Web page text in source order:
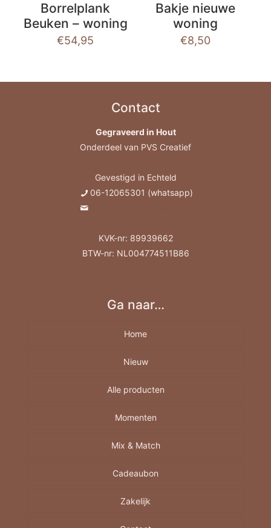
Borrelplank
Beuken – woning
€54,95
Bakje nieuwe
woning
€8,50
Contact
Gegraveerd in Hout
Onderdeel van PVS Creatief
Gevestigd in Echteld
06-12065301 (whatsapp)
KVK-nr: 89939662
BTW-nr: NL004774511B86
Ga naar…
Home
Nieuw
Alle producten
Borrelplank
Berkenhout A4-A5-A6
Cadeautjes
Decoratie/Wonen
Momenten
Feestdagen
Moederdag
Vaderdag
Juf/Meester
Bedankt
Mix & Match
Mine
Sint
Cadeaubon
Zakelijk